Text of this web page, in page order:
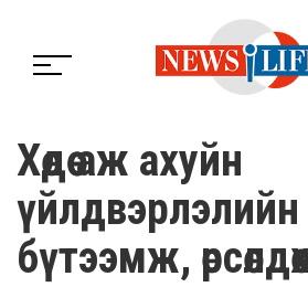
Хөдөө аж ахуйн
үйлдвэрлэлийн
бүтээмж,